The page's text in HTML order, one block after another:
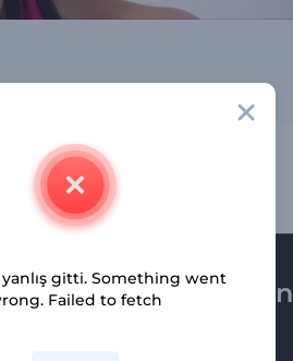
bültenine üye olun
gitti. Something went
Failed to fetch